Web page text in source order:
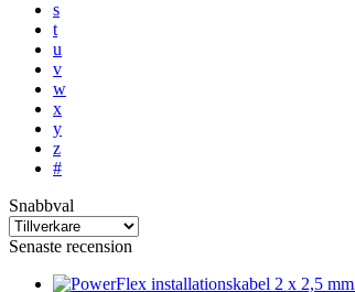
s
t
u
v
w
x
y
z
#
Snabbval
Senaste recension